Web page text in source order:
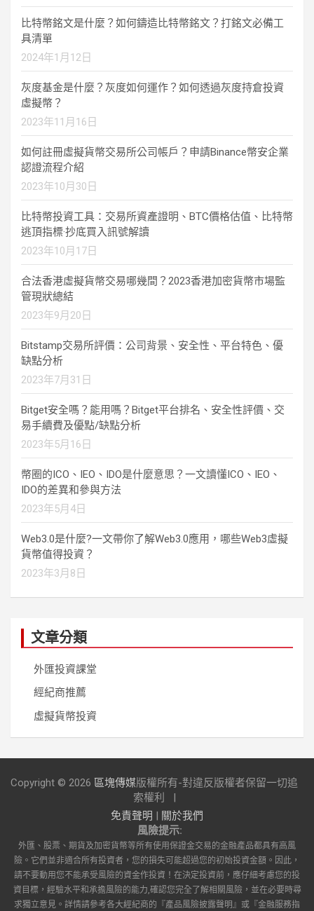
比特幣銘文是什麼？如何鑄造比特幣銘文？打銘文必備工
具清單
2024年1月12日
灰度基金是什麼？灰度如何運作？如何透過灰度持倉投資
虛擬幣？
2023年11月16日
如何註冊虛擬貨幣交易所公司帳戶？申請Binance幣安企業
認證流程介紹
2023年10月30日
比特幣投資工具：交易所資產證明、BTC價格估值、比特幣
逃頂指標·抄底買入訊號解讀
2023年10月17日
合法香港虛擬貨幣交易哪幾間？2023香港加密貨幣市場監
管現狀總結
2023年9月20日
Bitstamp交易所評價：公司背景、安全性、平台特色、優
缺點分析
2023年7月31日
Bitget安全嗎？能用嗎？Bitget平台排名、安全性評價、交
易手續費及優點/缺點分析
2023年5月16日
幣圈的ICO、IEO、IDO是什麼意思？一文讀懂ICO、IEO、
IDO的差異和參與方法
2023年5月4日
Web3.0是什麼?一文帶你了解Web3.0應用，哪些Web3虛擬
貨幣值得投資？
2023年3月8日
文章分類
外匯投資課堂
經紀商推薦
虛擬貨幣投資
Copyright © 2026 區塊傳媒版權所有-對違反版權者保留一切追
索權利
免責聲明 | 關於我們
風險提示:
外匯、股票、期貨及加密貨幣等所有使用保證金交易的金融產品都具有高風
險。它們並非適合所有投資者，您的損失可能超過您的初始投資金額。因此，
請不要動用您不能承受風險的資金作投資！在決定投資前，應仔細考慮您的投
資目標，經驗水平和承擔風險的能力,確認您完全了解相關風險，並在必要時尋
求獨立意見。詳情請參考各大經紀商的『產品風險披露聲明』或『金融服務指